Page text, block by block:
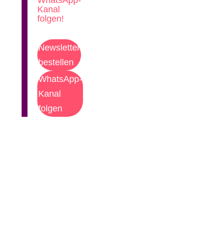
Kanal
folgen!
Newsletter
bestellen
WhatsApp-
Kanal
folgen